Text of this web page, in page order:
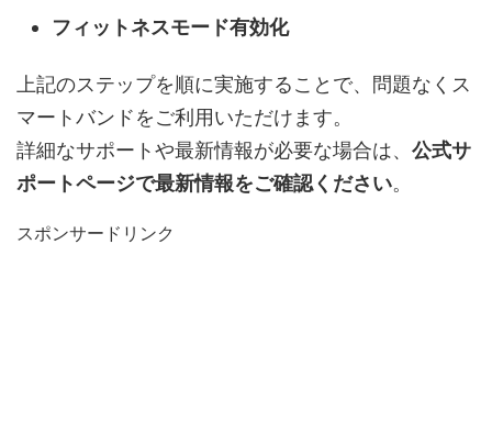
フィットネスモード有効化
上記のステップを順に実施することで、問題なくス
マートバンドをご利用いただけます。
詳細なサポートや最新情報が必要な場合は、 公式サ
ポートページで最新情報をご確認ください。
スポンサードリンク